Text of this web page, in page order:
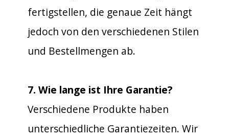
fertigstellen, die genaue Zeit hängt
jedoch von den verschiedenen Stilen
und Bestellmengen ab.
7. Wie lange ist Ihre Garantie?
Verschiedene Produkte haben
unterschiedliche Garantiezeiten. Wir